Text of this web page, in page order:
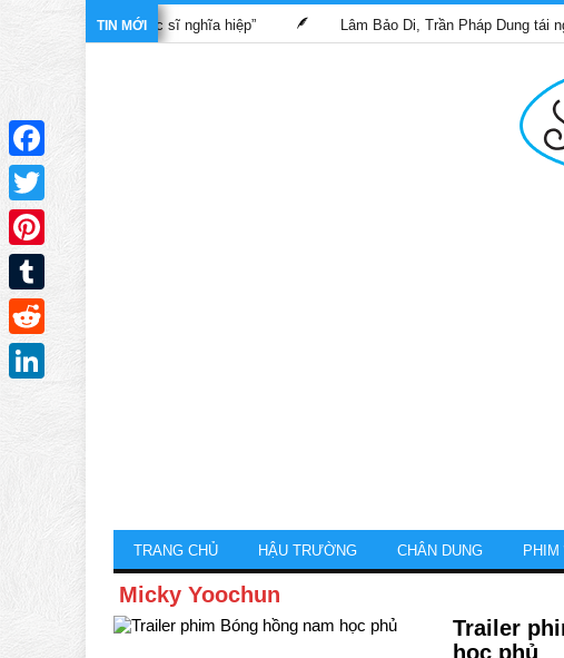
TIN MỚI
phim “Bác sĩ nghĩa hiệp” Lâm Bảo Di, Trần Pháp Dung tái ngộ màn
TRANG CHỦ HẬU TRƯỜNG CHÂN DUNG PHIM
Micky Yoochun
Trailer
học phủ
Facebook
Twitter
Pinterest
Tumblr
Reddit